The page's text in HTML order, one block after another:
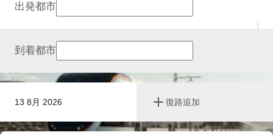
13 8月 2026 復路追加
出発都市
到着都市